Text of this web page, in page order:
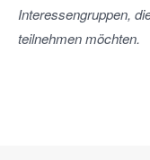
Interessengruppen,
teilnehmen möchten.